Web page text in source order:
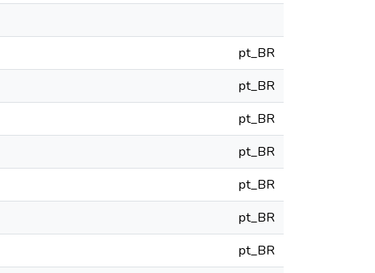
pt_BR
pt_BR
pt_BR
pt_BR
pt_BR
pt_BR
pt_BR